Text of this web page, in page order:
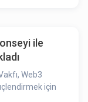
ile
Web3
için